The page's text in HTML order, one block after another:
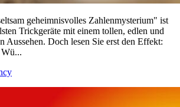
geheimnisvolles Zahlenmysterium" ist
Trickgeräte mit einem tollen, edlen und
Aussehen. Doch lesen Sie erst den Effekt: